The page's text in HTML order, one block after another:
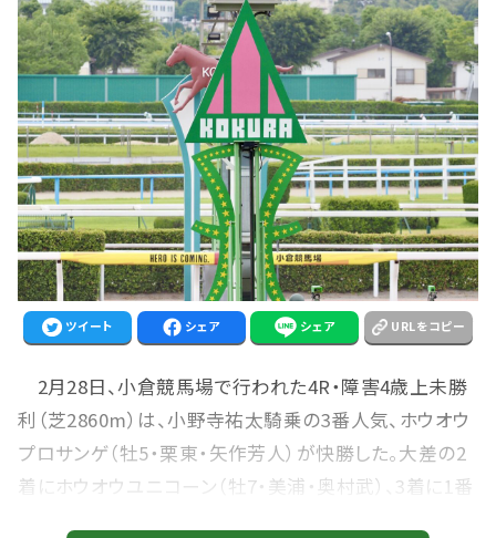
ツイート シェア シェア URLをコピー
2月28日、小倉競馬場で行われた4R・障害4歳上未勝
利（芝2860m）は、小野寺祐太騎乗の3番人気、ホウオウ
プロサンゲ（牡5・栗東・矢作芳人）が快勝した。大差の2
着にホウオウユニコーン（牡7・美浦・奥村武）、3着に1番